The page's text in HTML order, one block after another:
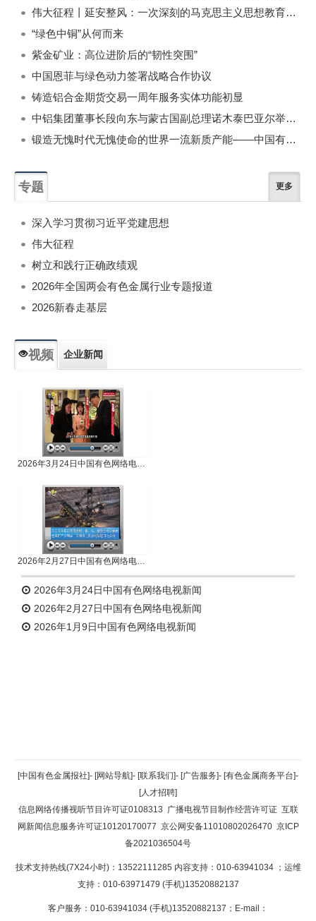
伟大征程丨延安整风：一次深刻的马克思主义思想教育运动
“绿色中铜”从何而来
紫金矿业：高位进阶后的“韧性突围”
中国恩菲与绿色动力签署战略合作协议
铸造铝合金期货交易一周年服务实体功能初显
中铝集团董事长段向东与蒙古国副总理诺木泰巴亚尔举行会谈
锻造无愧时代无愧使命的世界一流新质产能——中国有色金属工业的战略应对与破局之道（二）
专题 更多
深入学习贯彻习近平党建思想
伟大征程
树立和践行正确政绩观
2026年全国两会有色金属行业专题报道
2026新春走基层
视频 企业新闻
2026年3月24日中国有色网络电视新闻
2026年2月27日中国有色网络电视新闻
2026年3月24日中国有色网络电视新闻
2026年2月27日中国有色网络电视新闻
2026年1月9日中国有色网络电视新闻
返回顶部
返回首页
[中国有色金属报社]- [网站导航]- [联系我们]- [广告服务]- [有色金属商务平台]-
[人才招聘]
信息网络传播视听节目许可证0108313 广播电视节目制作经营许可证 互联
网新闻信息服务许可证10120170077 京公网安备11010802026470 京ICP
备2021036504号
技术支持热线(7X24小时)：13522111285 内容支持：010-63941034 ；运维
支持：010-63971479 (手机)13520882137
客户服务：010-63941034 (手机)13520882137；E-mail：